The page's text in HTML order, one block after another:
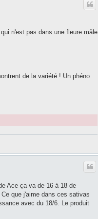
n'est pas dans une fleure mâle
de la variété ! Un phéno
Ace ça va de 16 à 18 de
que j'aime dans ces sativas
avec du 18/6. Le produit